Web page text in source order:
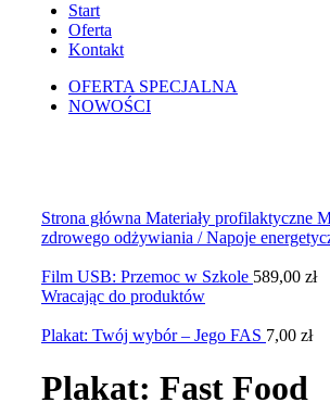
Start
Oferta
Kontakt
OFERTA SPECJALNA
NOWOŚCI
Strona główna Materiały profilaktyczne
zdrowego odżywiania / Napoje
Film USB: Przemoc w Szkole 589,00 zł
Wracając do produktów
Plakat: Twój wybór – Jego FAS 7,00 zł
Plakat: Fast Food